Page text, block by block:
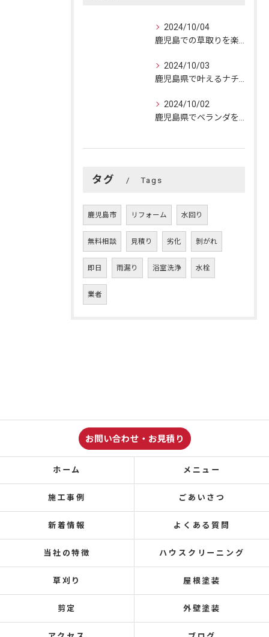
2024/10/04
2024/10/03
2024/10/02
タグ Tags
鹿児島市 リフォーム 水回り
無料相談 見積り 劣化 剝がれ
即日 雨漏り 浴室洗浄 水栓
業者
お問い合わせ・お見積り
ホーム メニュー
施工事例 ごあいさつ
新着情報 よくある質問
当社の特徴 ハウスクリーニング
草刈り 屋根塗装
剪定 外壁塗装